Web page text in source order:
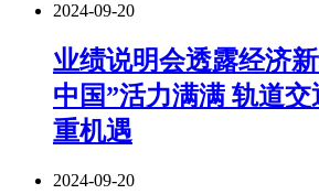
2024-09-20
业绩说明会透露经济
中国”活力满满 轨道
重机遇
2024-09-20